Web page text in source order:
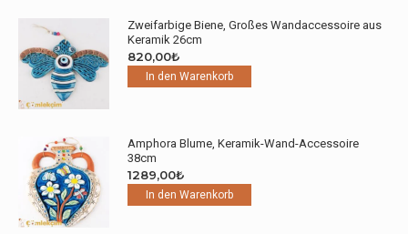
Zweifarbige Biene, Großes Wandaccessoire aus
Keramik 26cm
820,00₺
In den Warenkorb
Amphora Blume, Keramik-Wand-Accessoire
38cm
1289,00₺
In den Warenkorb